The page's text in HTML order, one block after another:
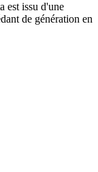
est issu d'une
de génération en